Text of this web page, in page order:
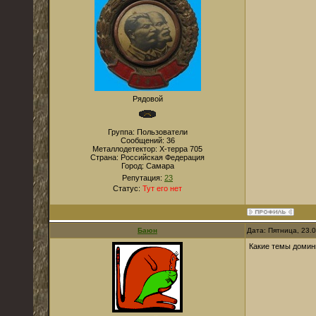
Рядовой
Группа: Пользователи
Сообщений: 36
Металлодетектор: Х-терра 705
Страна: Российская Федерация
Город: Самара
Репутация: 23
Статус: Тут его нет
Баюн Дата: Пятница,
Какие темы